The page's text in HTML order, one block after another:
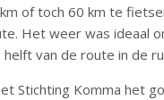
of toch 60 km te
Het weer was ideaal
van de route in de
Stichting Komma het